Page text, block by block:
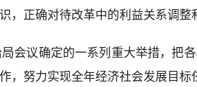
正确对待改革中的利益关系调整
会议确定的一系列重大举措，把
，努力实现全年经济社会发展目标